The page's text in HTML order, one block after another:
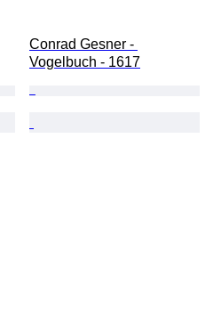
Conrad Gesner -
Vogelbuch - 1617